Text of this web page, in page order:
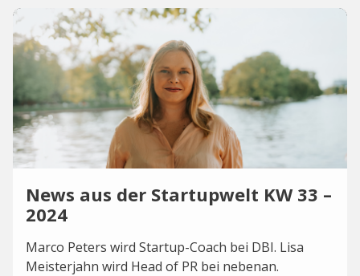
News aus der Startupwelt KW 33 –
2024
Marco Peters wird Startup-Coach bei DBI. Lisa
Meisterjahn wird Head of PR bei nebenan.